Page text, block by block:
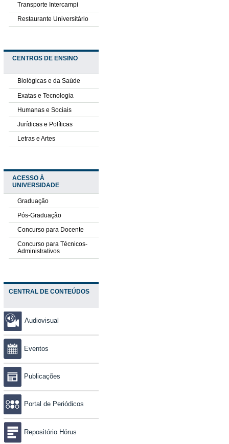
Transporte Intercampi
Restaurante Universitário
CENTROS DE ENSINO
Biológicas e da Saúde
Exatas e Tecnologia
Humanas e Sociais
Jurídicas e Políticas
Letras e Artes
ACESSO À
UNIVERSIDADE
Graduação
Pós-Graduação
Concurso para Docente
Concurso para Técnicos-
Administrativos
CENTRAL DE CONTEÚDOS
Audiovisual
Eventos
Publicações
Portal de Periódicos
Repositório Hórus